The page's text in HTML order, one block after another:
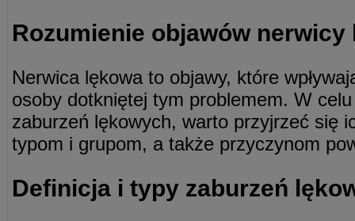
Rozumienie objawów nerwicy
Nerwica lękowa to objawy, które
osoby dotkniętej tym problemem. W
zaburzeń lękowych, warto przyjrzeć się
typom i grupom, a także przyczynom
Definicja i typy zaburzeń